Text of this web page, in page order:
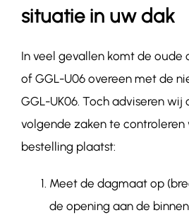
situatie in uw dak
In veel gevallen komt de oude
of GGL-U06 overeen met de
GGL-UK06. Toch adviseren wij
volgende zaken te controleren
bestelling plaatst:
Meet de dagmaat op
de opening aan de